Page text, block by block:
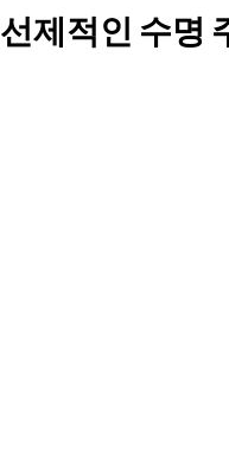
선제적인 수명